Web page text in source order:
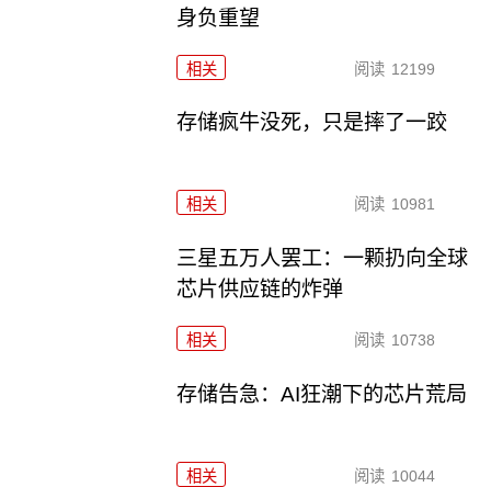
身负重望
相关 阅读 12199
存储疯牛没死，只是摔了一跤
相关 阅读 10981
三星五万人罢工：一颗扔向全球
芯片供应链的炸弹
相关 阅读 10738
存储告急：AI狂潮下的芯片荒局
相关 阅读 10044